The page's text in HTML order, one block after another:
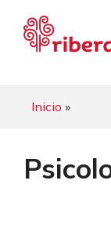
contenido
Inicio »